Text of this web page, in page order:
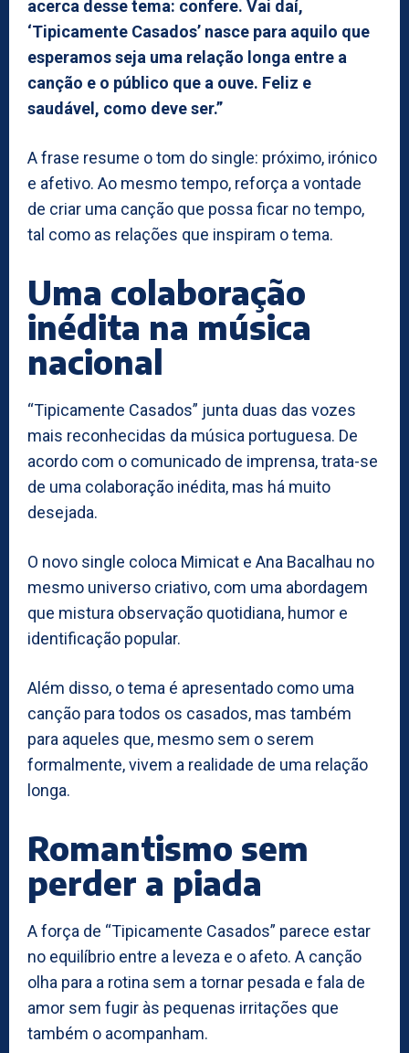
acerca desse tema: confere. Vai daí,
‘Tipicamente Casados’ nasce para aquilo que
esperamos seja uma relação longa entre a
canção e o público que a ouve. Feliz e
saudável, como deve ser.”
A frase resume o tom do single: próximo, irónico
e afetivo. Ao mesmo tempo, reforça a vontade
de criar uma canção que possa ficar no tempo,
tal como as relações que inspiram o tema.
Uma colaboração
inédita na música
nacional
“Tipicamente Casados” junta duas das vozes
mais reconhecidas da música portuguesa. De
acordo com o comunicado de imprensa, trata-se
de uma colaboração inédita, mas há muito
desejada.
O novo single coloca Mimicat e Ana Bacalhau no
mesmo universo criativo, com uma abordagem
que mistura observação quotidiana, humor e
identificação popular.
Além disso, o tema é apresentado como uma
canção para todos os casados, mas também
para aqueles que, mesmo sem o serem
formalmente, vivem a realidade de uma relação
longa.
Romantismo sem
perder a piada
A força de “Tipicamente Casados” parece estar
no equilíbrio entre a leveza e o afeto. A canção
olha para a rotina sem a tornar pesada e fala de
amor sem fugir às pequenas irritações que
também o acompanham.